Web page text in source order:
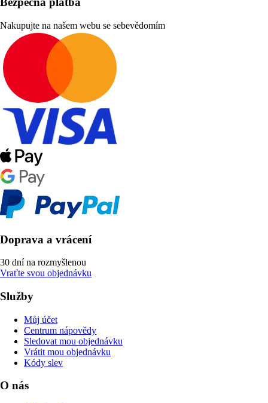
Nakupujte na našem webu se sebevědomím
Doprava a vrácení
30 dní na rozmyšlenou
Vraťte svou objednávku
Služby
Můj účet
Centrum nápovědy
Sledovat mou objednávku
Vrátit mou objednávku
Kódy slev
O nás